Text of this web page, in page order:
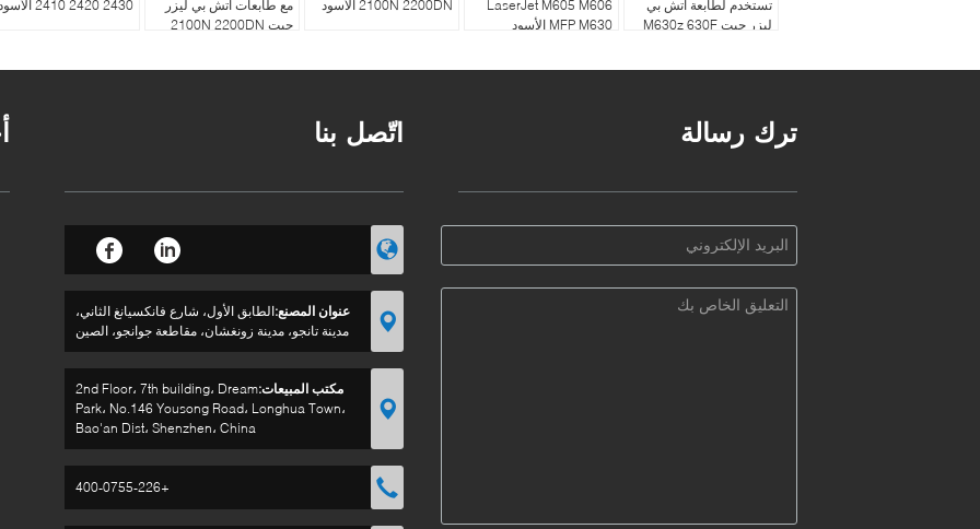
2410 2420 2430 الأسود
مع طابعات اتش بي ليزر
جيت 2100N 2200DN
2100N 2200DN الأسود
LaserJet M605 M606
MFP M630 الأسود
تستخدم لطابعة اتش بي
ليزر جيت M630z 630F
اتّصل بنا
عنوان المصنع:الطابق الأول، شارع فانكسيانغ الثاني،
مدينة تانجو، مدينة زونغشان، مقاطعة جوانجو، الصين
مكتب المبيعات:2nd Floor، 7th building، Dream
Park، No.146 Yousong Road، Longhua Town،
Bao'an Dist، Shenzhen، China
+400-0755-226
ترك رسالة